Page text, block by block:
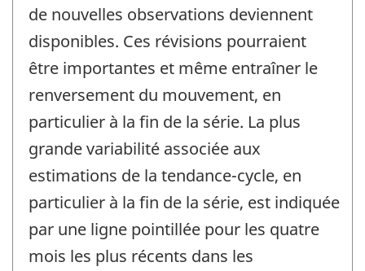
de nouvelles observations deviennent
disponibles. Ces révisions pourraient
être importantes et même entraîner le
renversement du mouvement, en
particulier à la fin de la série. La plus
grande variabilité associée aux
estimations de la tendance-cycle, en
particulier à la fin de la série, est indiquée
par une ligne pointillée pour les quatre
mois les plus récents dans les